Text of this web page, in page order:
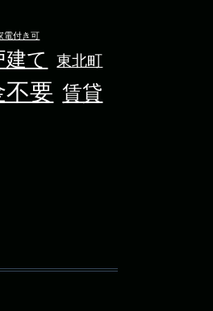
電付き可
建て 東北町
要 賃貸